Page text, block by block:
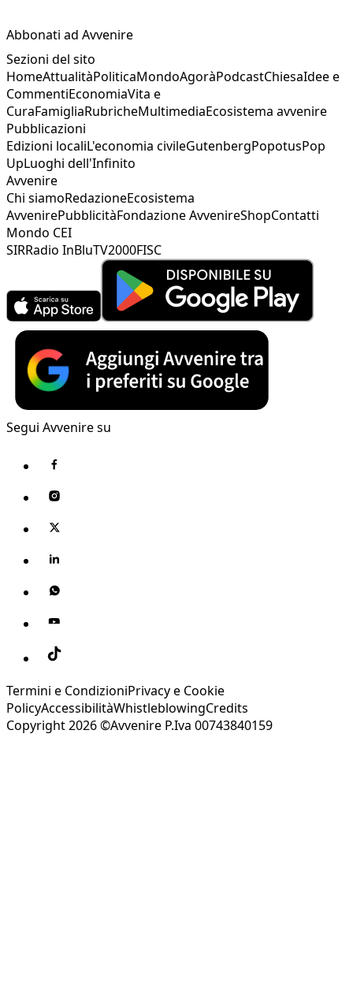
Abbonati ad Avvenire
Sezioni del sito
HomeAttualitàPoliticaMondoAgoràPodcastChiesaIdee e
CommentiEconomiaVita e
CuraFamigliaRubricheMultimediaEcosistema avvenire
Pubblicazioni
Edizioni localiL'economia civileGutenbergPopotusPop
UpLuoghi dell'Infinito
Avvenire
Chi siamoRedazioneEcosistema
AvvenirePubblicitàFondazione AvvenireShopContatti
Mondo CEI
SIRRadio InBluTV2000FISC
Segui Avvenire su
Termini e CondizioniPrivacy e Cookie
PolicyAccessibilitàWhistleblowingCredits
Copyright 2026 ©Avvenire P.Iva 00743840159